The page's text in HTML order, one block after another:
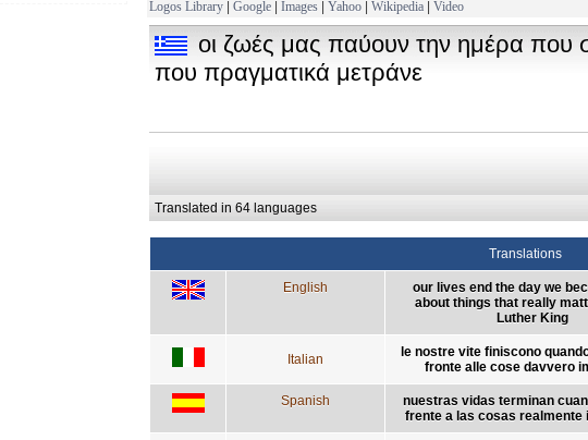
Logos Library | Google | Images | Yahoo | Wikipedia | Video
οι ζωές μας παύουν την ημέρα που
που πραγματικά μετράνε
Translated in 64 languages
Translations
English
our lives end the day we
about things that really
Luther King
Italian
le nostre vite finiscono
fronte alle cose davvero
Spanish
nuestras vidas terminan
frente a las cosas realmente